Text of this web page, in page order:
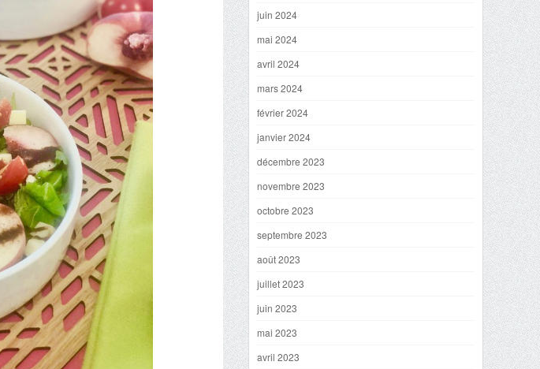
juin 2024
mai 2024
avril 2024
mars 2024
février 2024
janvier 2024
décembre 2023
novembre 2023
octobre 2023
septembre 2023
août 2023
juillet 2023
juin 2023
mai 2023
avril 2023